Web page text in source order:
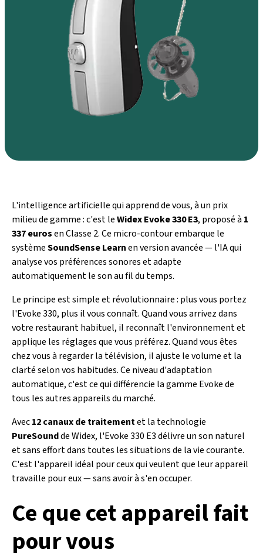
L'intelligence artificielle qui apprend de vous, à un prix
milieu de gamme : c'est leWidex Evoke 330 E3, proposé à 1
337 eurosen Classe 2. Ce micro-contour embarque le
systèmeSoundSense Learnen version avancée — l'IA qui
analyse vos préférences sonores et adapte
automatiquement le son au fil du temps.
Le principe est simple et révolutionnaire : plus vous portez
l'Evoke 330, plus il vous connaît. Quand vous arrivez dans
votre restaurant habituel, il reconnaît l'environnement et
applique les réglages que vous préférez. Quand vous êtes
chez vous à regarder la télévision, il ajuste le volume et la
clarté selon vos habitudes. Ce niveau d'adaptation
automatique, c'est ce qui différencie la gamme Evoke de
tous les autres appareils du marché.
Avec12 canaux de traitementet la technologie
PureSoundde Widex, l'Evoke 330 E3 délivre un son naturel
et sans effort dans toutes les situations de la vie courante.
C'est l'appareil idéal pour ceux qui veulent que leur appareil
travaille pour eux — sans avoir à s'en occuper.
Ce que cet appareil fait
pour vous